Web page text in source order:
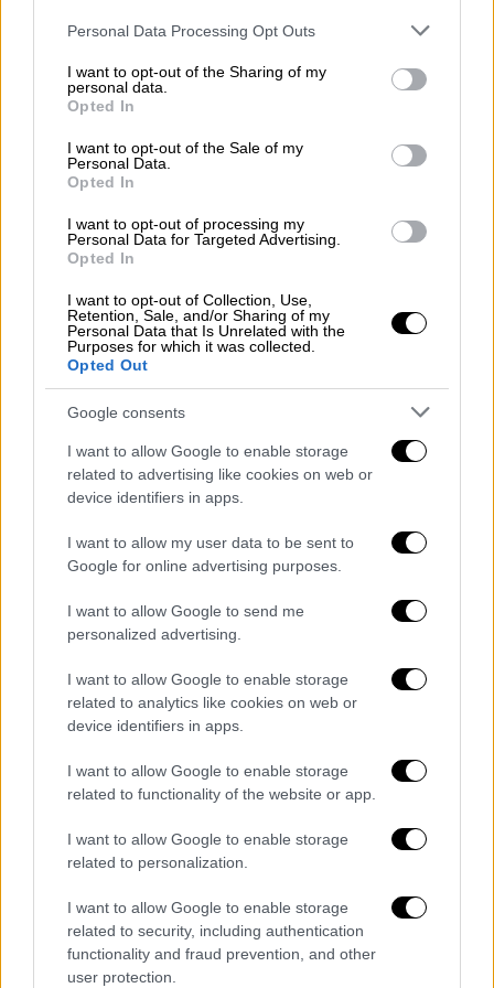
Please note that this website/app uses one or more Google
not limited to your visit or usage behaviour. You may click to
grant or deny consent to Google and its third-party tags to
use your data for below specified purposes in below Google
consent section.
Personal Data Processing Opt Outs
I want to opt-out of the Sharing of my
personal data.
Opted In
I want to opt-out of the Sale of my
Personal Data.
Opted In
I want to opt-out of processing my
Personal Data for Targeted Advertising.
Opted In
I want to opt-out of Collection, Use,
Retention, Sale, and/or Sharing of my
Personal Data that Is Unrelated with the
Purposes for which it was collected.
Opted Out
Google consents
I want to allow Google to enable storage
related to advertising like cookies on web or
device identifiers in apps.
I want to allow my user data to be sent to
Google for online advertising purposes.
I want to allow Google to send me
personalized advertising.
I want to allow Google to enable storage
related to analytics like cookies on web or
device identifiers in apps.
I want to allow Google to enable storage
related to functionality of the website or app.
I want to allow Google to enable storage
related to personalization.
I want to allow Google to enable storage
related to security, including authentication
functionality and fraud prevention, and other
user protection.
- Επαναφέρονται ημέρες δραστηριοποίησης
- Δίνεται δυνατότητα αναπλήρωσης
- Δίνεται δυνατότητα υποβοήθησης
- Η αναπλήρωση αποκλειστικάαπό
μήνες.
- Στις προκηρύξεις αδειών,οι βοηθοί
μοριοδοτούνται με 30 μόρια.
- Στη μεταβίβαση άδειας
χρονικό όριο αυξάνεται από 6 σε 12 μήνες.
- Δίνεται δυνατότητα ρύθμισης
36 μήνες.